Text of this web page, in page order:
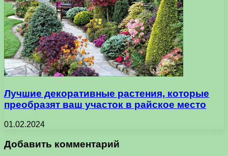
Лучшие декоративные растения, которые
преобразят ваш участок в райское место
01.02.2024
Добавить комментарий